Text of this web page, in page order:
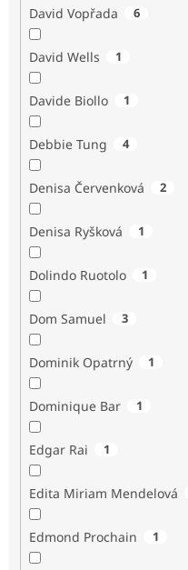
David Vopřada 6
David Wells 1
Davide Biollo 1
Debbie Tung 4
Denisa Červenková 2
Denisa Ryšková 1
Dolindo Ruotolo 1
Dom Samuel 3
Dominik Opatrný 1
Dominique Bar 1
Edgar Rai 1
Edita Miriam Mendelová
Edmond Prochain 1